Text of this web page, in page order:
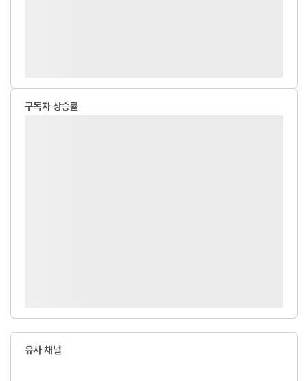
구독자 상승률
유사 채널